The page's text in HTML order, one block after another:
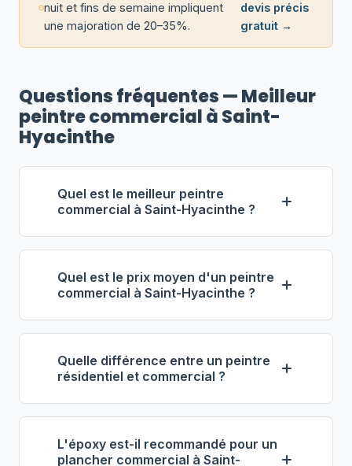
nuit et fins de semaine impliquent
une majoration de 20–35%.
devis précis
gratuit →
Questions fréquentes — Meilleur
peintre commercial à Saint-
Hyacinthe
Quel est le meilleur peintre
commercial à Saint-Hyacinthe ?
Selon notre classement,Services
Industriels Lavallée
(propriétaire :
Christian Lavallée) se distingue comme
Saint-Hyacinthe. Note : 4.6/5 (104
avis), 5 ans d'expérience, équipe de 3
employés.
Quel est le prix moyen d'un peintre
commercial à Saint-Hyacinthe ?
À Saint-Hyacinthe, les entrepreneurs
en peinture commerciale facturent
entre60 $ et 85 $ de l'heure
. Pour 1
L'époxy de plancher coûte entre 4 $ et
9 $ le pi², tout compris.
Quelle différence entre un peintre
résidentiel et commercial ?
La peinture commerciale implique des
volumes plus importants, des équipes
plus grandes, des produits spécialisés
L'époxy est-il recommandé pour un
plancher commercial à Saint-